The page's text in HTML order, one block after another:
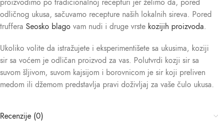
proizvodimo po tradicionalnoj recepturi jer želimo da, pored
odličnog ukusa, sačuvamo recepture naših lokalnih sireva. Pored
truffera Seosko blago vam nudi i druge vrste kozijih proizvoda.
Ukoliko volite da istražujete i eksperimentišete sa ukusima, koziji
sir sa voćem je odličan proizvod za vas. Polutvrdi kozji sir sa
suvom šljivom, suvom kajsijom i borovnicom je sir koji preliven
medom ili džemom predstavlja pravi doživljaj za vaše čulo ukusa.
Recenzije (0)